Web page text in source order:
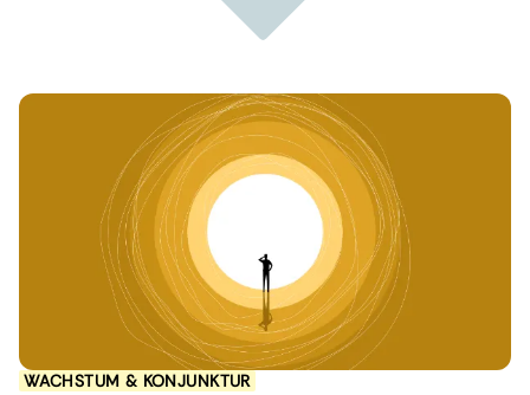
WACHSTUM & KONJUNKTUR